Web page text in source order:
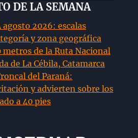
DE LA SEMANA
agosto 2026: escalas
y zona geográfica
metros de la Ruta Nacional
de La Cébila, Catamarca
del Paraná:
y advierten sobre los
a 40 pies